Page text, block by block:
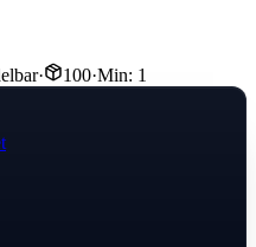
· 100·Min: 1